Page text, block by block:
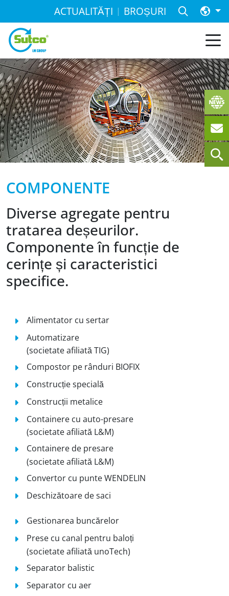
ACTUALITĂȚI BROȘURI
COMPONENTE
Diverse agregate pentru
tratarea deșeurilor.
Componente în funcție de
cerințe și caracteristici
specifice.
Alimentator cu sertar
Automatizare
(societate afiliată TIG)
Compostor pe rânduri BIOFIX
Construcție specială
Construcții metalice
Containere cu auto-presare
(societate afiliată L&M)
Containere de presare
(societate afiliată L&M)
Convertor cu punte WENDELIN
Deschizătoare de saci
Gestionarea buncărelor
Prese cu canal pentru baloți
(societate afiliată unoTech)
Separator balistic
Separator cu aer